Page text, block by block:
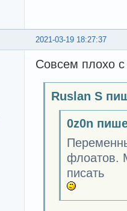
2021-03-19 18:27:37
Совсем плохо с
Ruslan S
0z0n
флоатов.
писать